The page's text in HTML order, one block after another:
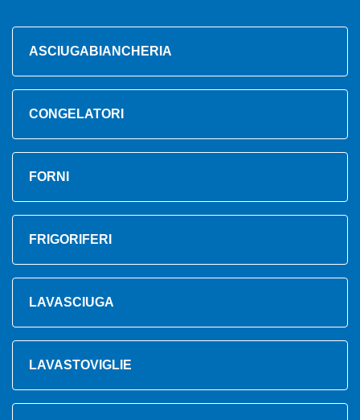
ASCIUGABIANCHERIA
CONGELATORI
FORNI
FRIGORIFERI
LAVASCIUGA
LAVASTOVIGLIE